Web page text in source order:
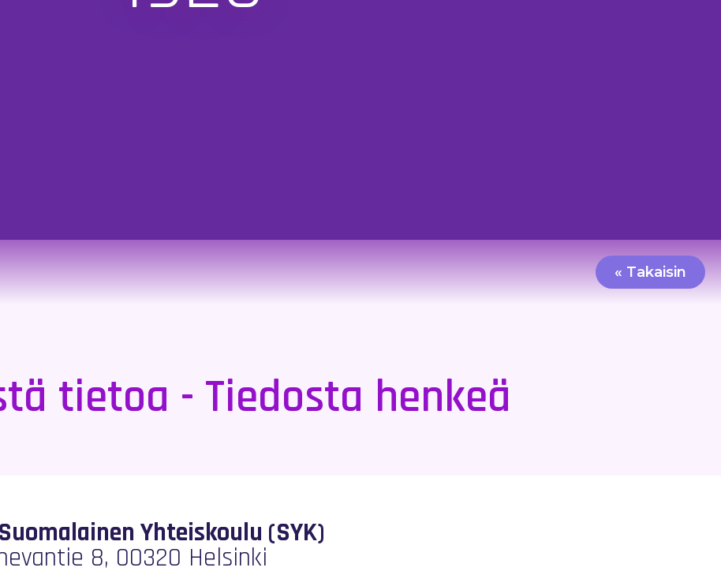
« Takaisin
tietoa - Tiedosta henkeä
Yhteiskoulu (SYK)
8, 00320 Helsinki